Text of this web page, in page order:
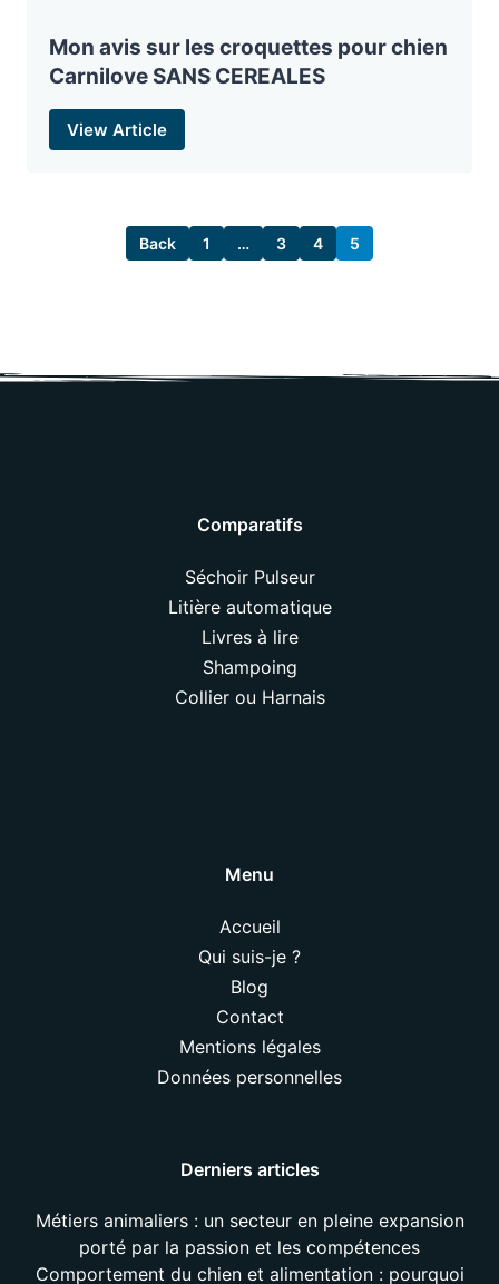
Mon avis sur les croquettes pour chien
Carnilove SANS CEREALES
View Article
Back 1 … 3 4 5
Comparatifs
Séchoir Pulseur
Litière automatique
Livres à lire
Shampoing
Collier ou Harnais
Menu
Accueil
Qui suis-je ?
Blog
Contact
Mentions légales
Données personnelles
Derniers articles
Métiers animaliers : un secteur en pleine expansion
porté par la passion et les compétences
Comportement du chien et alimentation : pourquoi